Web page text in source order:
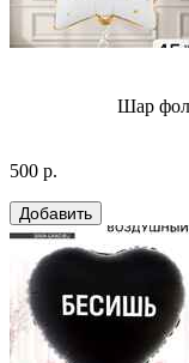
Шар
500 р.